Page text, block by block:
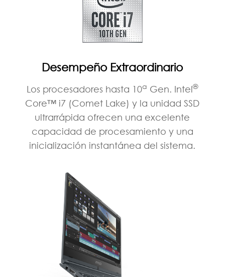
Desempeño Extraordinario
Los procesadores hasta 10a Gen. Intel®
Core™ i7 (Comet Lake) y la unidad SSD
ultrarrápida ofrecen una excelente
capacidad de procesamiento y una
inicialización instantánea del sistema.